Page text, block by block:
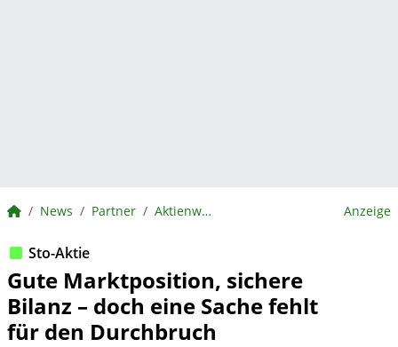
BörsenNEWS.de
News Partner Aktienwelt360 Anzeige
Sto-Aktie
Gute Marktposition, sichere
Bilanz – doch eine Sache fehlt
für den Durchbruch